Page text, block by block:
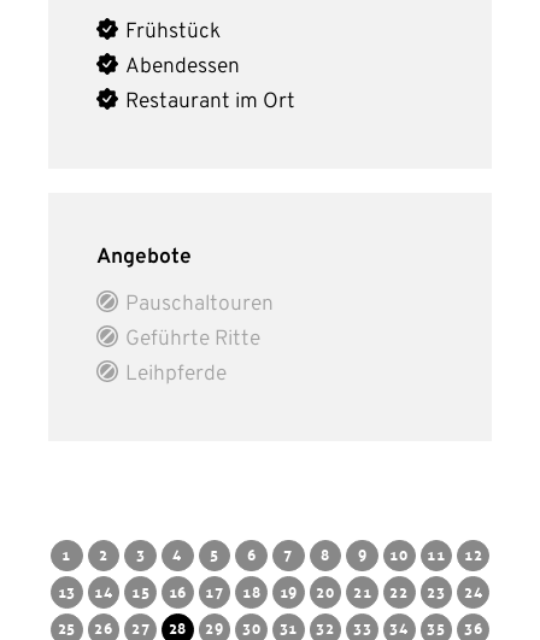
Frühstück
Abendessen
Restaurant im Ort
Angebote
Pauschaltouren
Geführte Ritte
Leihpferde
1 2 3 4 5 6 7 8 9 10 11 12
13 14 15 16 17 18 19 20 21 22 23 24
25 26 27 28 29 30 31 32 33 34 35 36